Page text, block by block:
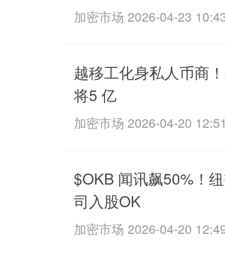
加密市场 2026-04-23
越移工化身私人币商
将5 亿
加密市场 2026-04-20
$OKB 闻讯飙50%！
司入股OK
加密市场 2026-04-20